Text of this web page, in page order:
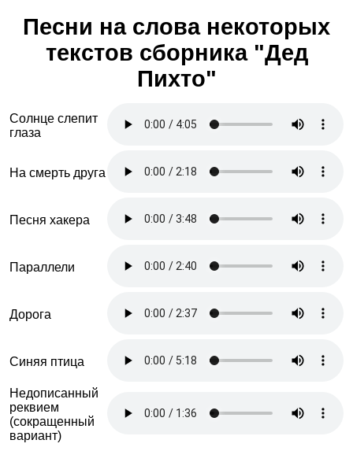
Песни на слова некоторых
текстов сборника "Дед
Пихто"
Солнце слепит
глаза
На смерть друга
Песня хакера
Параллели
Дорога
Синяя птица
Недописанный
реквием
(сокращенный
вариант)